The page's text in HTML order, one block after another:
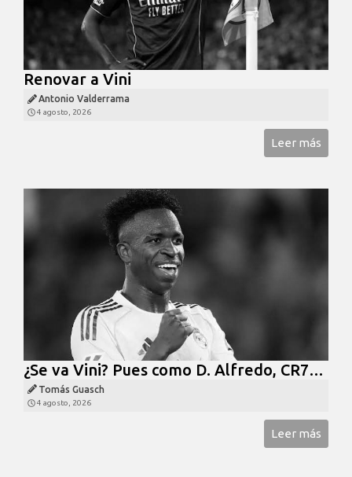
Renovar a Vini
Antonio Valderrama
4 agosto, 2026
Leer más
¿Se va Vini? Pues como D. Alfredo, CR7…
Tomás Guasch
4 agosto, 2026
Leer más